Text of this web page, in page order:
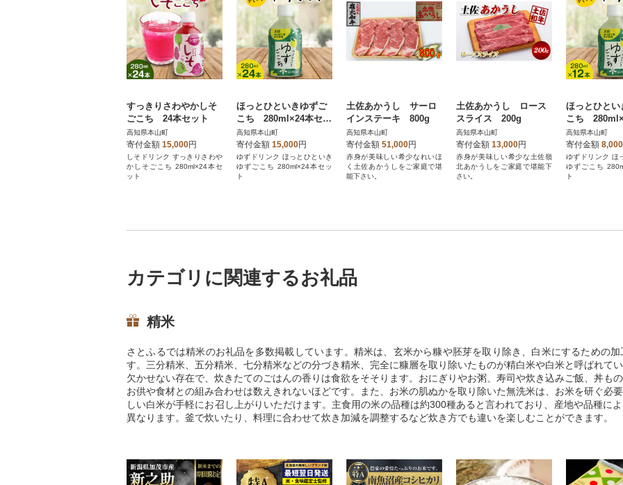
すっきりさわやかしそ
ごこち 24本セット
高知県本山町
寄付金額 15,000円
しそドリンク すっきりさわや
かしそごこち 280ml×24本セ
ット
ほっとひといきゆずご
こち 280ml×24本セッ
ト
高知県本山町
寄付金額 15,000円
ゆずドリンク ほっとひといき
ゆずごこち 280ml×24本セッ
ト
土佐あかうし サーロ
インステーキ 800g
高知県本山町
寄付金額 51,000円
赤身が美味しい希少なれいほ
く土佐あかうしをご家庭で堪
能下さい。
土佐あかうし ロース
スライス 200g
高知県本山町
寄付金額 13,000円
赤身が美味しい希少な土佐嶺
北あかうしをご家庭で堪能下
さい。
ほっとひとい
こち
ト
高知県本山町
寄付金額 8,000
ゆずドリンク ほ
ゆずごこち
ト
カテゴリに関連するお礼品
精米
さとふるでは精米のお礼品を多数掲載しています。精米は、玄米から糠や胚芽を取り除き、白米にするための
す。三分精米、五分精米、七分精米などの分づき精米、完全に糠層を取り除いたものが精白米や白米と呼ばれて
欠かせない存在で、炊きたてのごはんの香りは食欲をそそります。おにぎりやお粥、寿司や炊き込みご飯、丼も
お供や食材との組み合わせは数えきれないほどです。また、お米の肌ぬかを取り除いた無洗米は、お米を研ぐ必
しい白米が手軽にお召し上がりいただけます。主食用の米の品種は約300種あると言われており、産地や品種に
異なります。釜で炊いたり、料理に合わせて炊き加減を調整するなど炊き方でも違いを楽しむことができます。